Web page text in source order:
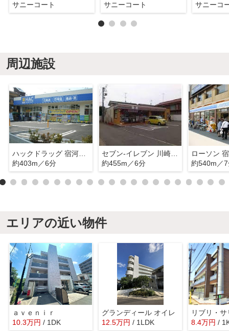
サニーコート サニーコート サニーコ
周辺施設
ハックドラッグ 宿河原店
約403m／6分
セブン‐イレブン 川崎宿河原４丁目店
約455m／6分
ローソン
約540m／
エリアの近い物件
ａｖｅｎｉｒ
10.3万円 / 1DK
グランディール オイレ
12.5万円 / 1LDK
リブリ・
8.4万円 /